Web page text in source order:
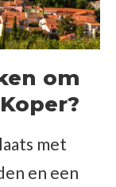
om
met
en een